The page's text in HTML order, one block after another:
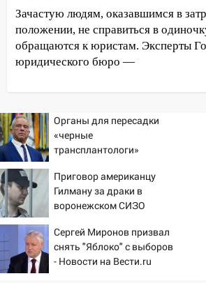
10:16 Внимание! В
объявлена ракетная
10:00 В Старомайнском
51-летний мужчина
застрял в тепловозе
09:44
Ульяновские
юному велосипедисту на
Чернышевского
08:21
В Заволжском районе
велосипеда
07:18
В Ульяновск идет
тридцатиградусная жара:
погода в четверг
Зачастую людям, оказавшимся в
положении, не справиться в
обращаются к юристам. Эксперты
юридического бюро —
Органы для пересадки
«черные
трансплантологи»
пациентов
Приговор американцу
Гилману за драки в
воронежском СИЗО
Новости на Вести.ru
Сергей Миронов призвал
снять "Яблоко" с выборов
- Новости на Вести.ru